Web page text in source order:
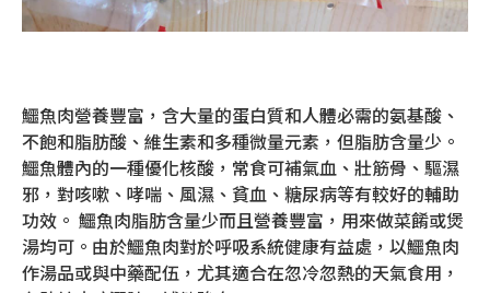
鱷魚肉營養豐富，含大量的蛋白質和人體必需的氨基酸、
不飽和脂肪酸、維生素和多種微量元素，但脂肪含量少。
鱷魚體內的一種優化核酸，常食可補氣血、壯筋骨、驅濕
邪，對咳嗽、哮喘、風濕、貧血、糖尿病等有較好的輔助
功效。 鱷魚肉脂肪含量少而且營養豐富，用來做菜餚或煲
湯均可。由於鱷魚肉對於呼吸系統健康有益處，以鱷魚肉
作湯品或與中藥配伍，尤其適合在忽冷忽熱的天氣食用，